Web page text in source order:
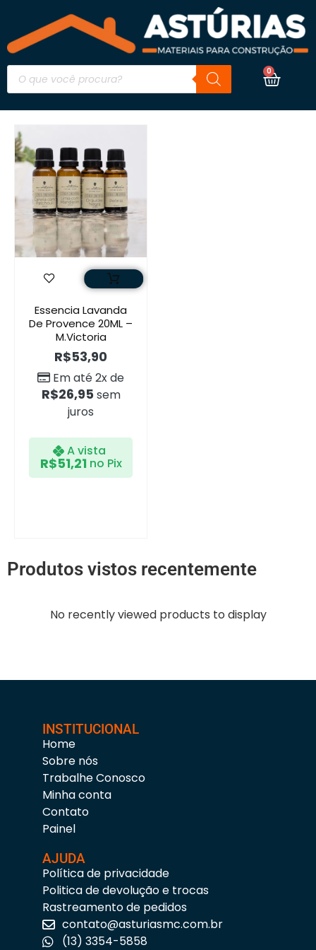
0
Essencia Lavanda
De Provence 20ML –
M.Victoria
R$53,90
Em até 2x de
R$26,95 sem
juros
A vista
R$51,21 no Pix
Produtos vistos recentemente
No recently viewed products to display
INSTITUCIONAL
Home
Sobre nós
Trabalhe Conosco
Minha conta
Contato
Painel
AJUDA
Política de privacidade
Politica de devolução e trocas
Rastreamento de pedidos
contato@asturiasmc.com.br
(13) 3354-5858